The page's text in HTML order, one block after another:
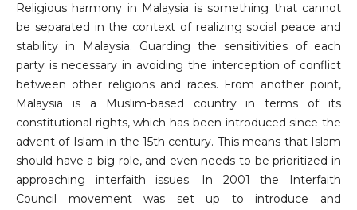
Religious harmony in Malaysia is something that cannot
be separated in the context of realizing social peace and
stability in Malaysia. Guarding the sensitivities of each
party is necessary in avoiding the interception of conflict
between other religions and races. From another point,
Malaysia is a Muslim-based country in terms of its
constitutional rights, which has been introduced since the
advent of Islam in the 15th century. This means that Islam
should have a big role, and even needs to be prioritized in
approaching interfaith issues. In 2001 the Interfaith
Council movement was set up to introduce and